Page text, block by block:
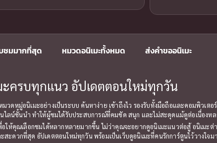
Blackmail (ข่ม
Censored (เซ็น
Comedy (ตลก)
Comedy ตลก
1989
1987
1984
ชมมากที่สุด หมวดอนิเมะทั้งหมด ส่งคำขออนิเมะ
ะครบทุกแนว อัปเดตตอนใหม่ทุกวัน
ดหมู่อนิเมะอย่างเป็นระบบ ค้นหาง่าย เข้าถึงไว รองรับทั้งมือถือและคอมพิวเต
ไลน์ชั้นนำ ทำให้ผู้ชมได้รับประสบการณ์ที่คมชัด สนุก และไม่สะดุดแม้ดูต่อเนื่องห
ห้คุณเลือกชมได้หลากหลายมากขึ้น ไม่ว่าคุณจะอยากดูอนิเมะแนวต่อสู้ อนิเมะต่
ะดวกที่สุด อัปเดตตอนใหม่ทุกวัน พร้อมเป็นเว็บดูอนิเมะที่คนรักการ์ตูนไว้วางใจม